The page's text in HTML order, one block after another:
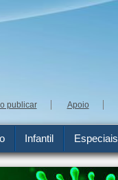
publicar Apoio
Infantil Especiais